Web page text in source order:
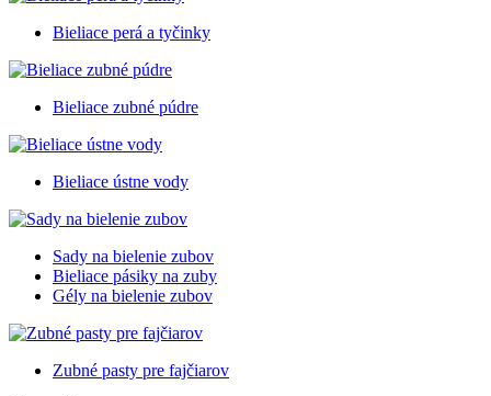
Bieliace perá a tyčinky
Bieliace zubné púdre
Bieliace ústne vody
Sady na bielenie zubov
Bieliace pásiky na zuby
Gély na bielenie zubov
Zubné pasty pre fajčiarov